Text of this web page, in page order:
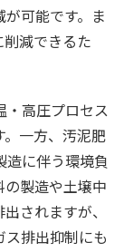
可能です。ま
減できるた
・高圧プロセス
一方、汚泥肥
に伴う環境負
製造や土壌中
されますが、
排出抑制にも